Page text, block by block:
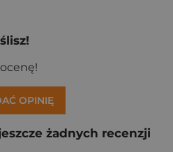
OPINIĘ
żadnych recenzji